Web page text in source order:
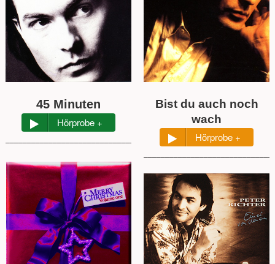
45 Minuten
Hörprobe +
__________________________________________________
Bist du auch noch
wach
Hörprobe +